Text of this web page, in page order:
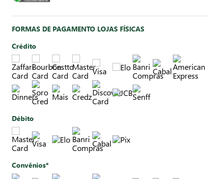
FORMAS DE PAGAMENTO LOJAS FÍSICAS
Crédito
Débito
Convênios*